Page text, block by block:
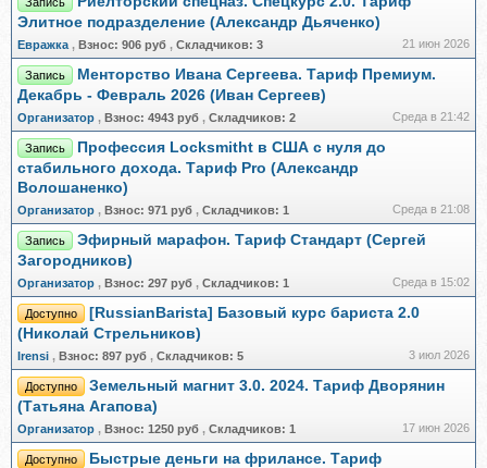
Элитное подразделение (Александр Дьяченко)
Евражкa , Взнос: 906 руб , Складчиков: 3 21 июн 2026
Запись
Менторство Ивана Сергеева. Тариф Премиум.
Декабрь - Февраль 2026 (Иван Сергеев)
Организатор , Взнос: 4943 руб , Складчиков: 2 Среда в 21:42
Запись
Профессия Locksmitht в США с нуля до
стабильного дохода. Тариф Pro (Александр
Волошаненко)
Организатор , Взнос: 971 руб , Складчиков: 1 Среда в 21:08
Запись
Эфирный марафон. Тариф Стандарт (Сергей
Загородников)
Организатор , Взнос: 297 руб , Складчиков: 1 Среда в 15:02
Доступно
[RussianBarista] Базовый курс бариста 2.0
(Николай Стрельников)
Irensi , Взнос: 897 руб , Складчиков: 5 3 июл 2026
Доступно
Земельный магнит 3.0. 2024. Тариф Дворянин
(Татьяна Агапова)
Организатор , Взнос: 1250 руб , Складчиков: 1 17 июн 2026
Доступно
Быстрые деньги на фрилансе. Тариф